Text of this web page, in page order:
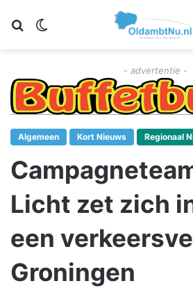
Zoeken
- advertentie -
Algemeen Kort Nieuws Regionaal
Licht zet zich
een
Groningen